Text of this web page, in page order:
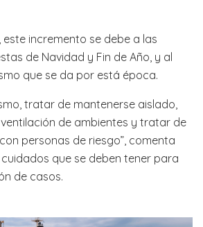
este incremento se debe a las
de Navidad y Fin de Año, y al
que se da por está época.
tratar de mantenerse aislado,
de ambientes y tratar de
personas de riesgo”, comenta
que se deben tener para
de casos.